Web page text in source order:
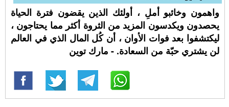
واهمون وخائبو أملِ ، أولئك الذين يقضون فترة الحياة
يحصدون ويكدسون المزيد من الثروة أكثر مما يحتاجون ،
ليكتشفوا بعد فوات الأوان ، أن كُل المال الذي في العالم
لن يشتري حبّة من السعادة. - مارك توين